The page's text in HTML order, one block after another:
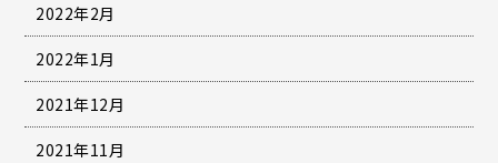
2022年2月
2022年1月
2021年12月
2021年11月